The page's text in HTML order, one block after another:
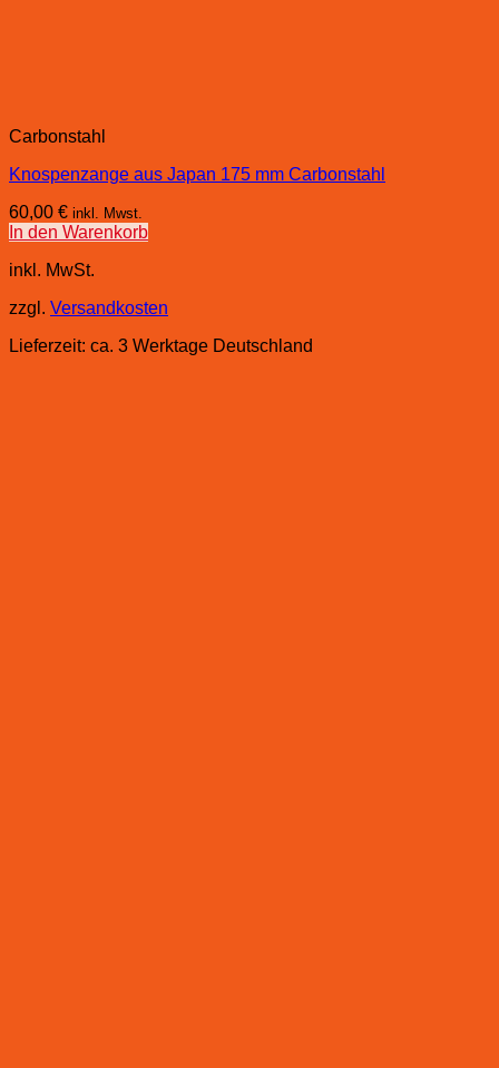
Carbonstahl
Knospenzange aus Japan 175 mm Carbonstahl
60,00 € inkl. Mwst.
In den Warenkorb
inkl. MwSt.
zzgl. Versandkosten
Lieferzeit: ca. 3 Werktage Deutschland